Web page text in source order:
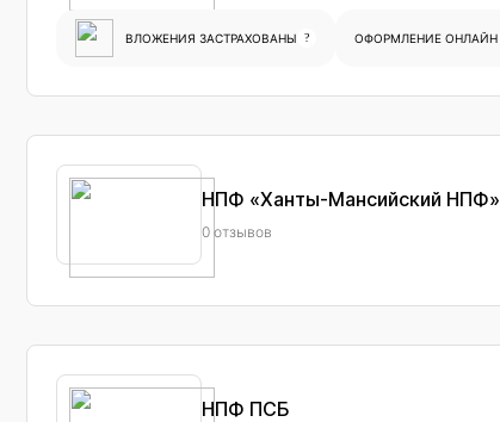
ВЛОЖЕНИЯ ЗАСТРАХОВАНЫ ? ОФОРМЛЕНИЕ ОНЛАЙН
НПФ «Ханты-Мансийский НПФ»
0 отзывов
НПФ ПСБ